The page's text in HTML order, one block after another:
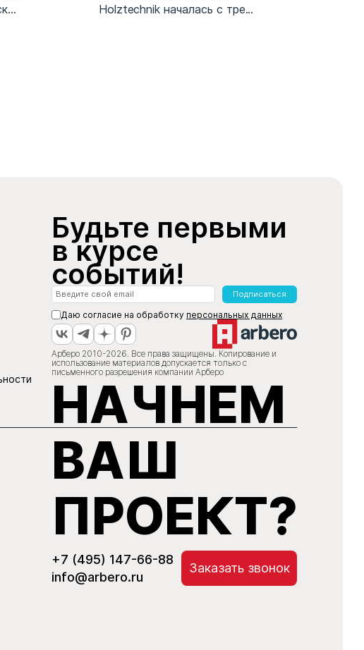
Holztechnik началась с тре...
Будьте первыми
в курсе
событий!
Подписаться
Даю согласие на обработку персональных данных
Арберо 2010-2026. Все права защищены. Копирование и
использование материалов допускается только с
письменного разрешения компании Арберо
НАЧНЕМ
ВАШ
ПРОЕКТ?
+7 (495) 147-66-88
info@arbero.ru
Заказать звонок